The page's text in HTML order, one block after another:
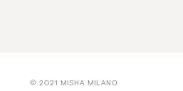
© 2021 MISHA MILANO